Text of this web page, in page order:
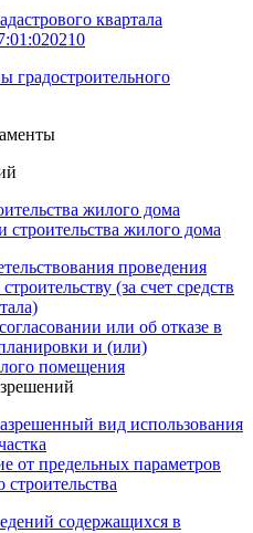
квартала
градостроительного
жилого дома
строительства жилого дома
проведения
(за счет средств
или об отказе в
и (или)
помещения
вид использования
от предельных параметров
строительства
содержащихся в